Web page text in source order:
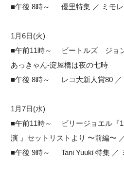
■午後 8時～ 優里特集 ／ ミモレ
1月6日(火)
■午前11時～ ビートルズ ジョ
あっきゃん-淀屋橋は夜の七時
■午後 8時～ レコ大新人賞80 ／
1月7日(水)
■午前11時～ ビリージョエル『1
演 』セットリストより 〜前編〜
■午後 9時～ Tani Yuuki 特集 ／